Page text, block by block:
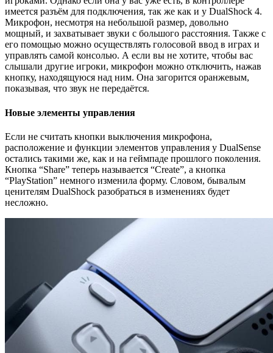
имеется разъём для подключения, так же как и у DualShock 4.
Микрофон, несмотря на небольшой размер, довольно
мощный, и захватывает звуки с большого расстояния. Также с
его помощью можно осуществлять голосовой ввод в играх и
управлять самой консолью. А если вы не хотите, чтобы вас
слышали другие игроки, микрофон можно отключить, нажав
кнопку, находящуюся над ним. Она загорится оранжевым,
показывая, что звук не передаётся.
Новые элементы управления
Если не считать кнопки выключения микрофона,
расположение и функции элементов управления у DualSense
остались такими же, как и на геймпаде прошлого поколения.
Кнопка “Share” теперь называется “Create”, а кнопка
“PlayStation” немного изменила форму. Словом, бывалым
ценителям DualShock разобраться в изменениях будет
несложно.